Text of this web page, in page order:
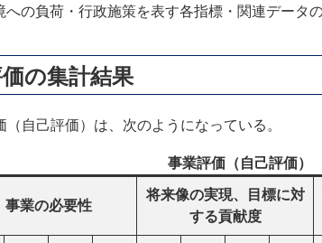
への負荷・行政施策を表す各指標・関連データ
価の集計結果
自己評価）は、次のようになっている。
事業評価（自己評価）
事業の必要性
将来像の実現、目標に対
する貢献度